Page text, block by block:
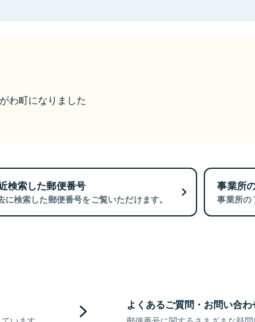
わ町になりました
検索した郵便番号
に検索した郵便番号をご覧いただけます。
事業所
事業所の
よくあるご質問・お問い合わ